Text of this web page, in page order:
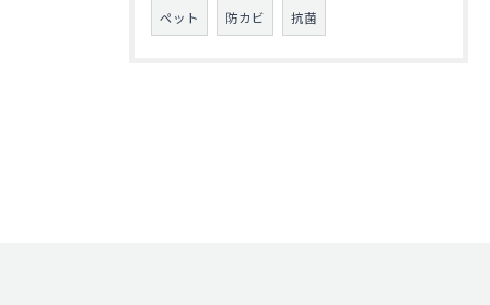
ペット 防カビ 抗菌